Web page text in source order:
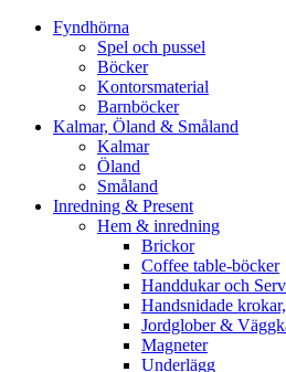
Fyndhörna
Spel och pussel
Böcker
Kontorsmaterial
Barnböcker
Kalmar, Öland & Småland
Kalmar
Öland
Småland
Inredning & Present
Hem & inredning
Brickor
Coffee table-böcker
Handdukar och
Handsnidade
Jordglober &
Magneter
Underlägg